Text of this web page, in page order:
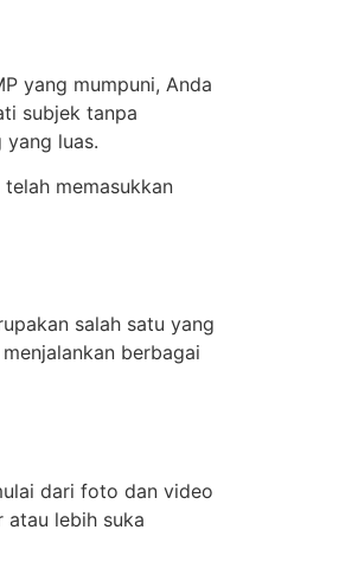
yang mumpuni, Anda
subjek tanpa
luas.
memasukkan
salah satu yang
berbagai
dari foto dan video
atau lebih suka